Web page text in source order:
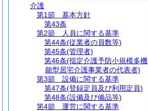
介護
第1節
基本方針
第43条
第2節
人員に関する基準
第44条(従業者の員数等)
第45条(管理者)
第46条(指定介護予防小規模多機
能型居宅介護事業者の代表者)
第3節
設備に関する基準
第47条(登録定員及び利用定員)
第48条(設備及び備品等)
第4節
運営に関する基準